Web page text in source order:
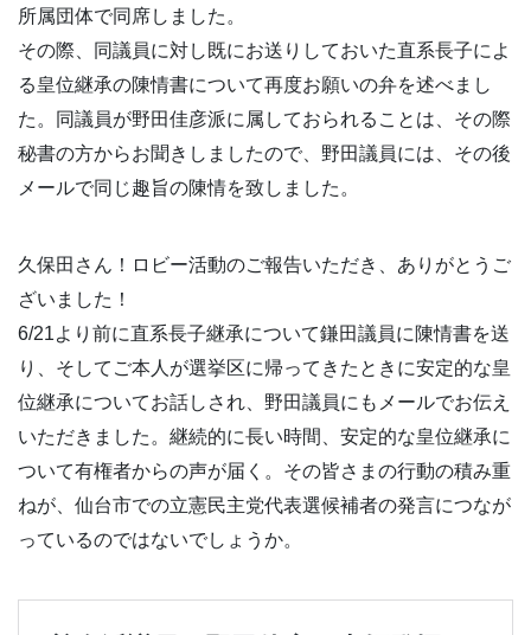
所属団体で同席しました。
その際、同議員に対し既にお送りしておいた直系長子によ
る皇位継承の陳情書について再度お願いの弁を述べまし
た。同議員が野田佳彦派に属しておられることは、その際
秘書の方からお聞きしましたので、野田議員には、その後
メールで同じ趣旨の陳情を致しました。
久保田さん！ロビー活動のご報告いただき、ありがとうご
ざいました！
6/21より前に直系長子継承について鎌田議員に陳情書を送
り、そしてご本人が選挙区に帰ってきたときに安定的な皇
位継承についてお話しされ、野田議員にもメールでお伝え
いただきました。継続的に長い時間、安定的な皇位継承に
ついて有権者からの声が届く。その皆さまの行動の積み重
ねが、仙台市での立憲民主党代表選候補者の発言につなが
っているのではないでしょうか。